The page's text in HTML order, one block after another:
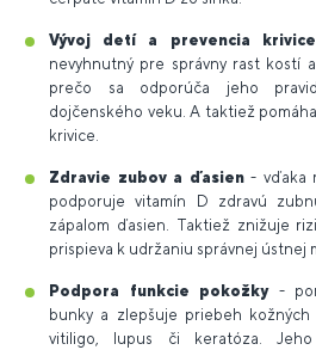
Vývoj detí a prevencia krivice
nevyhnutný pre správny rast kostí
prečo sa odporúča jeho
dojčenského veku. A taktiež
krivice.
Zdravie zubov a ďasien- vďaka
podporuje vitamín D zdravú
zápalom ďasien. Taktiež znižuje
prispieva k udržaniu správnej ústnej
Podpora funkcie pokožky-
bunky a zlepšuje priebeh
vitiligo, lupus či keratóza. Jeho